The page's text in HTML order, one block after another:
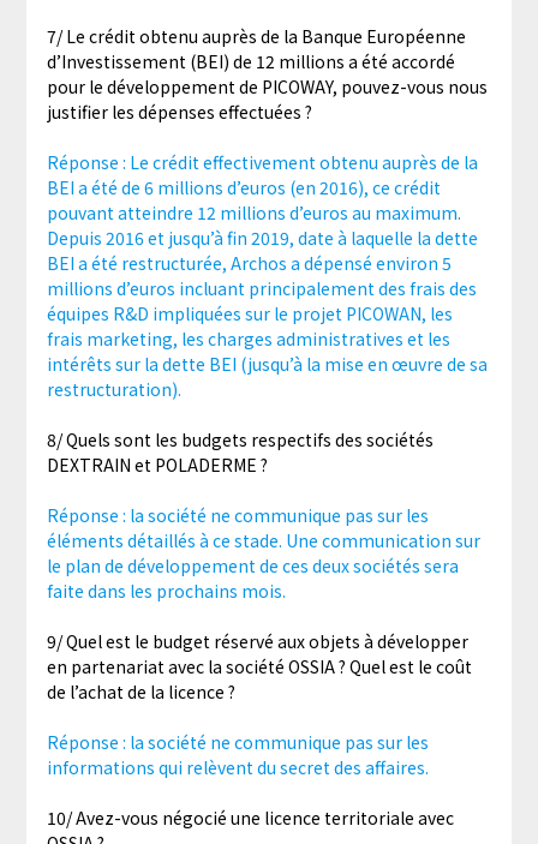
7/ Le crédit obtenu auprès de la Banque Européenne
d’Investissement (BEI) de 12 millions a été accordé
pour le développement de PICOWAY, pouvez-vous nous
justifier les dépenses effectuées ?
Réponse : Le crédit effectivement obtenu auprès de la
BEI a été de 6 millions d’euros (en 2016), ce crédit
pouvant atteindre 12 millions d’euros au maximum.
Depuis 2016 et jusqu’à fin 2019, date à laquelle la dette
BEI a été restructurée, Archos a dépensé environ 5
millions d’euros incluant principalement des frais des
équipes R&D impliquées sur le projet PICOWAN, les
frais marketing, les charges administratives et les
intérêts sur la dette BEI (jusqu’à la mise en œuvre de sa
restructuration).
8/ Quels sont les budgets respectifs des sociétés
DEXTRAIN et POLADERME ?
Réponse : la société ne communique pas sur les
éléments détaillés à ce stade. Une communication sur
le plan de développement de ces deux sociétés sera
faite dans les prochains mois.
9/ Quel est le budget réservé aux objets à développer
en partenariat avec la société OSSIA ? Quel est le coût
de l’achat de la licence ?
Réponse : la société ne communique pas sur les
informations qui relèvent du secret des affaires.
10/ Avez-vous négocié une licence territoriale avec